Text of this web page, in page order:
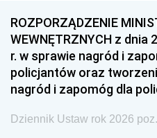
ROZPORZĄDZENIE
WEWNĘTRZNYCH z
r. w sprawie nagród i
policjantów oraz
nagród i zapomóg dla
Dziennik Ustaw rok 2026